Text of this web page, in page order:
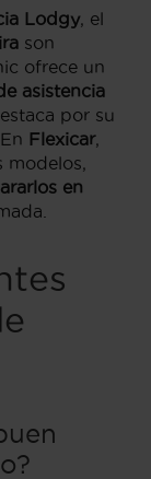
Lodgy , el
son
ofrece un
asistencia
por su
Flexicar,
en